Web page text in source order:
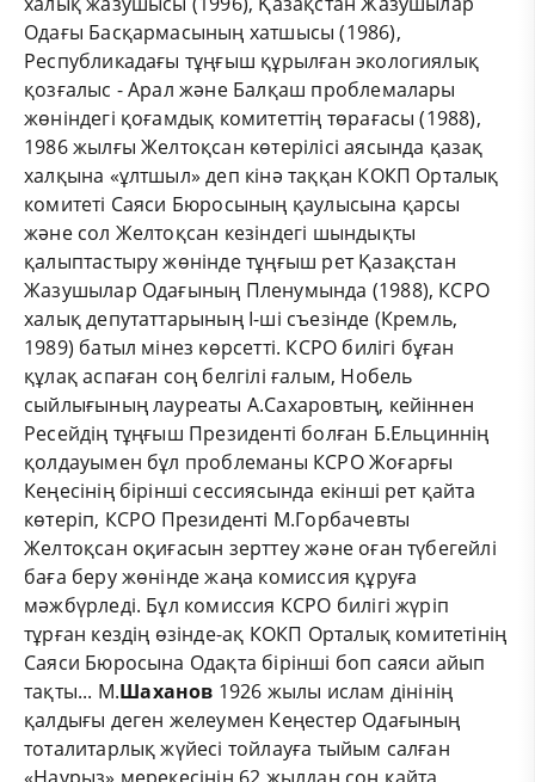
Одағы Басқармасының хатшысы (1986),
Республикадағы тұңғыш құрылған экологиялық
қозғалыс - Арал және Балқаш проблемалары
жөніндегі қоғамдық комитеттің төрағасы (1988),
1986 жылғы Желтоқсан көтерілісі аясында қазақ
халқына «ұлтшыл» деп кінә таққан КОКП Орталық
комитеті Саяси Бюросының қаулысына қарсы
және сол Желтоқсан кезіндегі шындықты
қалыптастыру жөнінде тұңғыш рет Қазақстан
Жазушылар Одағының Пленумында (1988), КСРО
халық депутаттарының І-ші съезінде (Кремль,
1989) батыл мінез көрсетті. КСРО билігі бұған
құлақ аспаған соң белгілі ғалым, Нобель
сыйлығының лауреаты А.Сахаровтың, кейіннен
Ресейдің тұңғыш Президенті болған Б.Ельциннің
қолдауымен бұл проблеманы КСРО Жоғарғы
Кеңесінің бірінші сессиясында екінші рет қайта
көтеріп, КСРО Президенті М.Горбачевты
Желтоқсан оқиғасын зерттеу және оған түбегейлі
баға беру жөнінде жаңа комиссия құруға
мәжбүрледі. Бұл комиссия КСРО билігі жүріп
тұрған кездің өзінде-ақ КОКП Орталық комитетінің
Саяси Бюросына Одақта бірінші боп саяси айып
тақты... М.Шаханов 1926 жылы ислам дінінің
қалдығы деген желеумен Кеңестер Одағының
тоталитарлық жүйесі тойлауға тыйым салған
«Наурыз» мерекесінің 62 жылдан соң қайта